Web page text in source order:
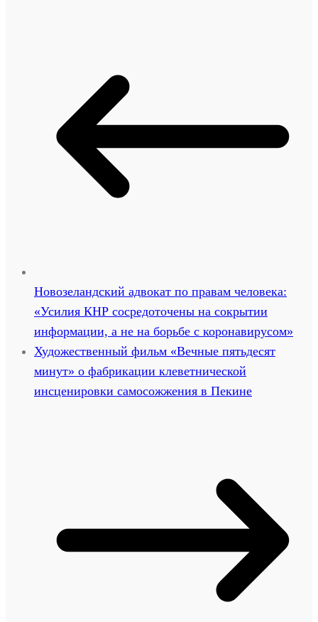
Новозеландский адвокат по правам человека:
«Усилия КНР сосредоточены на сокрытии
информации, а не на борьбе с коронавирусом»
Художественный фильм «Вечные пятьдесят
минут» о фабрикации клеветнической
инсценировки самосожжения в Пекине